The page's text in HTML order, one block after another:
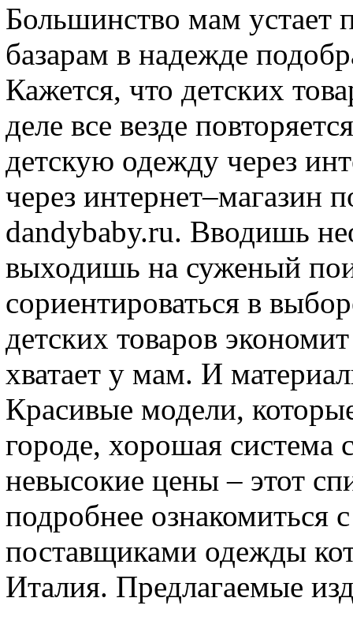
Большинство мам устает
базарам в надежде
Кажется, что детских
деле все везде
детскую одежду через
через интернет–магазин
dandybaby.ru. Вводишь
выходишь на суженый
сориентироваться в
детских товаров
хватает у мам. И
Красивые модели,
городе, хорошая система
невысокие цены – этот
подробнее ознакомиться
поставщиками одежды
Италия. Предлагаемые